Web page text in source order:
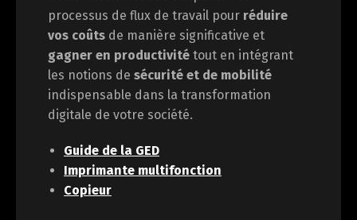
processus de flux de travail pour réduire
vos coûts de manière significative et
gagner en productivité tout en intégrant
les notions de sécurité et de mobilité
indispensable dans la transformation
digitale de votre société.
Guide de la GED
Imprimante multifonction
Copieur